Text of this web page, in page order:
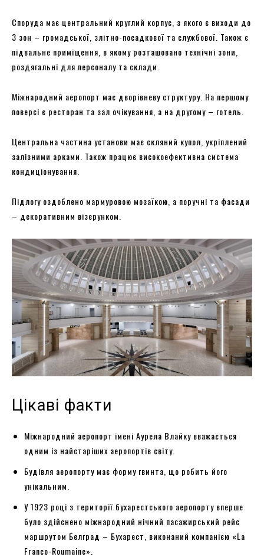
Споруда має центральний круглий корпус, з якого є виходи до
3 зон – громадської, злітно-посадкової та службової. Також є
підвальне приміщення, в якому розташовано технічні зони,
роздягальні для персоналу та склади.
Міжнародний аеропорт має дворівневу структуру. На першому
поверсі є ресторан та зал очікування, а на другому – готель.
Центральна частина установи має скляний купол, укріплений
залізними арками. Також працює високоефективна система
кондиціонування.
Підлогу оздоблено мармуровою мозаїкою, а поручні та фасади
– декоративним візерунком.
Цікаві факти
Міжнародний аеропорт імені Аурела Влайку вважається
одним із найстаріших аеропортів світу.
Будівля аеропорту має форму гвинта, що робить його
унікальним.
У 1923 році з території бухарестського аеропорту вперше
було здійснено міжнародний нічний пасажирський рейс
маршрутом Белград – Бухарест, виконаний компанією «La
Franco-Roumaine».